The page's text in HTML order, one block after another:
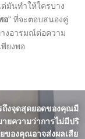
มันทําให้ใครบาง
อ" ที่จะตอบสนองคู่
งอารมณ์ต่อความ
ยงพอ
งจุดสุดยอดของคุณมี
ยความว่าการไม่มีปริ
ของคุณอาจส่งผลเสีย